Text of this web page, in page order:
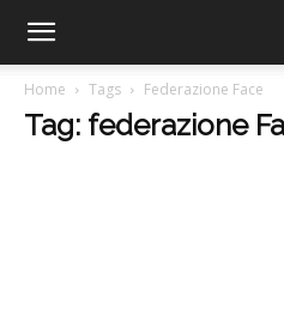
Home Tags Federazione Face
Tag: federazione